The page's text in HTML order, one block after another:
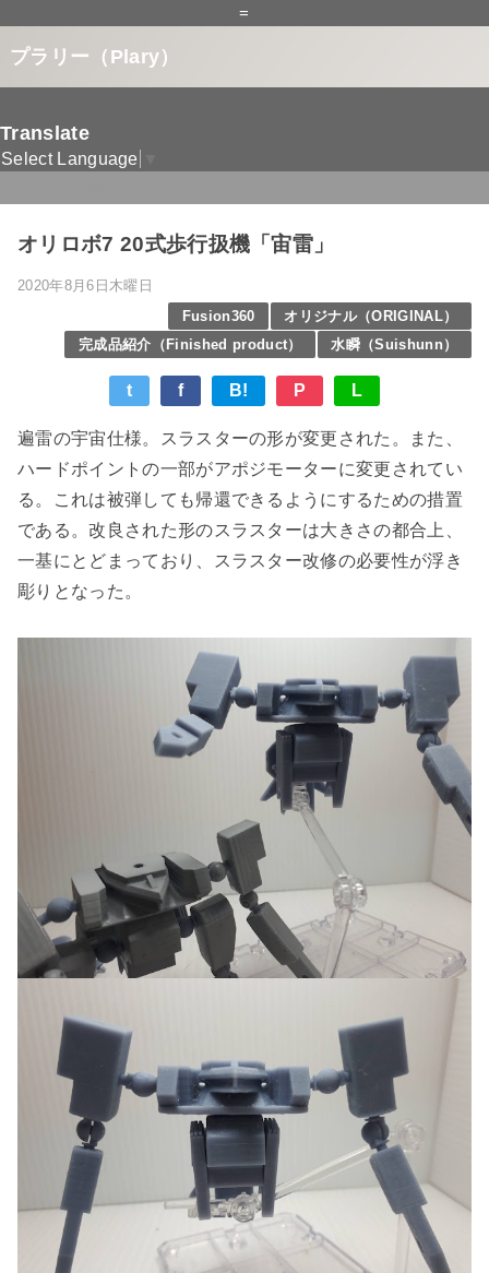
=
プラリー（Plary）
Translate
Select Language
オリロボ7 20式歩行扱機「宙雷」
2020年8月6日木曜日
Fusion360
オリジナル（ORIGINAL）
完成品紹介（Finished product）
水瞬（Suishunn）
t f B! P L
遍雷の宇宙仕様。スラスターの形が変更された。また、
ハードポイントの一部がアポジモーターに変更されてい
る。これは被弾しても帰還できるようにするための措置
である。改良された形のスラスターは大きさの都合上、
一基にとどまっており、スラスター改修の必要性が浮き
彫りとなった。